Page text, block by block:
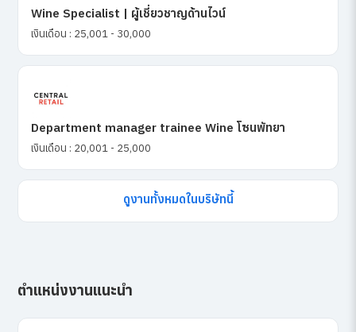
Wine Specialist | ผู้เชี่ยวชาญด้านไวน์
เงินเดือน : 25,001 - 30,000
Department manager trainee Wine โซนพัทยา
เงินเดือน : 20,001 - 25,000
ดูงานทั้งหมดในบริษัทนี้
ตำแหน่งงานแนะนำ